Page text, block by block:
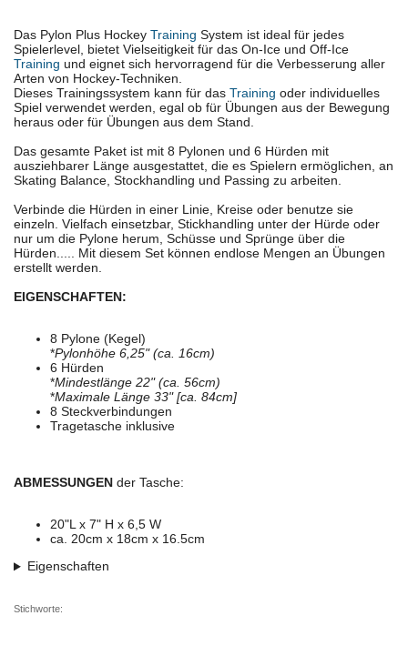
Das Pylon Plus Hockey Training System ist ideal für jedes
Spielerlevel, bietet Vielseitigkeit für das On-Ice und Off-Ice
Training und eignet sich hervorragend für die Verbesserung aller
Arten von Hockey-Techniken.
Dieses Trainingssystem kann für das Training oder individuelles
Spiel verwendet werden, egal ob für Übungen aus der Bewegung
heraus oder für Übungen aus dem Stand.
Das gesamte Paket ist mit 8 Pylonen und 6 Hürden mit
ausziehbarer Länge ausgestattet, die es Spielern ermöglichen, an
Skating Balance, Stockhandling und Passing zu arbeiten.
Verbinde die Hürden in einer Linie, Kreise oder benutze sie
einzeln. Vielfach einsetzbar, Stickhandling unter der Hürde oder
nur um die Pylone herum, Schüsse und Sprünge über die
Hürden..... Mit diesem Set können endlose Mengen an Übungen
erstellt werden.
EIGENSCHAFTEN:
8 Pylone (Kegel)
*Pylonhöhe 6,25" (ca. 16cm)
6 Hürden
*Mindestlänge 22" (ca. 56cm)
*Maximale Länge 33" [ca. 84cm]
8 Steckverbindungen
Tragetasche inklusive
ABMESSUNGEN der Tasche:
20"L x 7" H x 6,5 W
ca. 20cm x 18cm x 16.5cm
Eigenschaften
Stichworte: